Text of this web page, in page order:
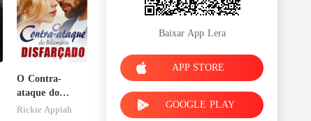
O Contra-
ataque do
Bilionário
Rickie Appiah
Baixar App Lera
APP STORE
GOOGLE PLAY